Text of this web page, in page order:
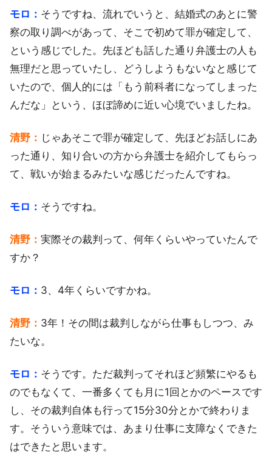
モロ： そうですね、流れでいうと、結婚式のあとに警
察の取り調べがあって、そこで初めて罪が確定して、
という感じでした。先ほども話した通り弁護士の人も
無理だと思っていたし、どうしようもないなと感じて
いたので、個人的には「もう前科者になってしまった
んだな」という、ほぼ諦めに近い心境でいましたね。
清野： じゃあそこで罪が確定して、先ほどお話しにあ
った通り、知り合いの方から弁護士を紹介してもらっ
て、戦いが始まるみたいな感じだったんですね。
モロ： そうですね。
清野： 実際その裁判って、何年くらいやっていたんで
すか？
モロ： 3、4年くらいですかね。
清野： 3年！その間は裁判しながら仕事もしつつ、み
たいな。
モロ： そうです。ただ裁判ってそれほど頻繁にやるも
のでもなくて、一番多くても月に1回とかのペースです
し、その裁判自体も行って15分30分とかで終わりま
す。そういう意味では、あまり仕事に支障なくできた
はできたと思います。